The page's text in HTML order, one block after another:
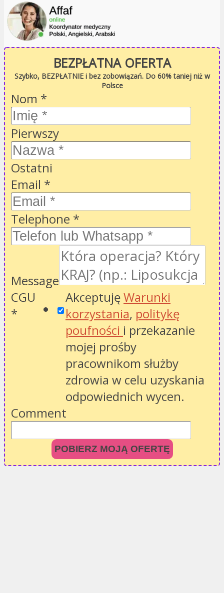
BEZPŁATNA OFERTA
Szybko, BEZPŁATNIE i bez zobowiązań. Do 60% taniej niż w
Polsce
Nom *
Pierwszy
Ostatni
Email *
Telephone *
Message
CGU
*
AkceptujęWarunki
korzystania, politykę
poufności i przekazanie
mojej prośby
pracownikom służby
zdrowia w celu uzyskania
odpowiednich wycen.
Comment
POBIERZ MOJĄ OFERTĘ